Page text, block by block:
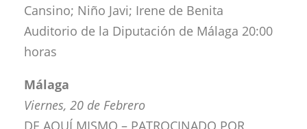
Cansino; Niño Javi; Irene de Benita
Auditorio de la Diputación de Málaga 20:00
horas
Málaga
Viernes, 20 de Febrero
DE AQUÍ MISMO – PATROCINADO POR